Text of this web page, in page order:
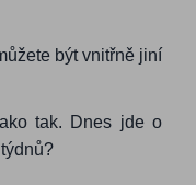
být vnitřně jiní
tak. Dnes jde o